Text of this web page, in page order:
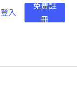
登入
免費註
冊